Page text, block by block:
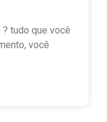
? tudo que você
você